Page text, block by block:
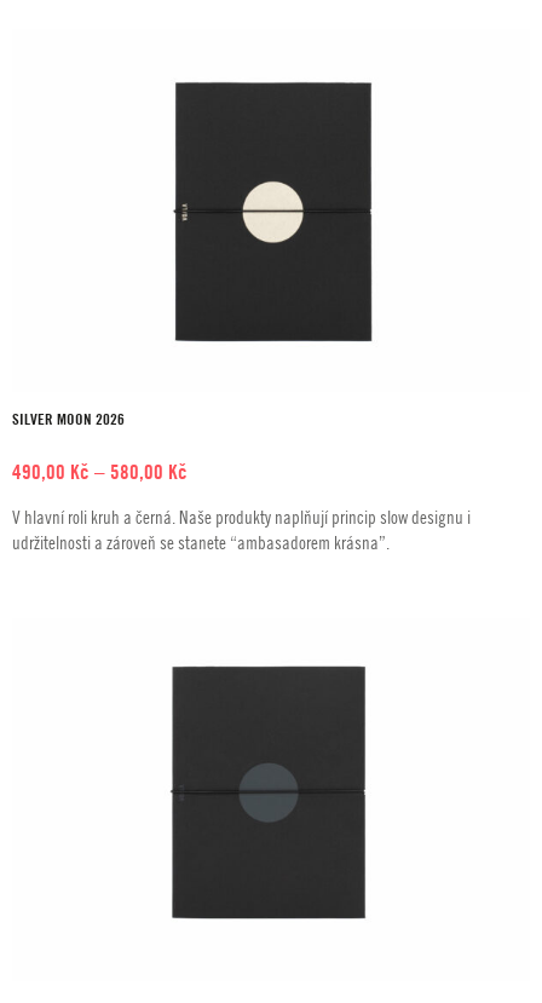
SILVER MOON 2026
490,00 Kč –580,00 Kč
490,00 Kč
až
V hlavní roli kruh a černá. Naše produkty naplňují princip slow designu i
udržitelnosti a zároveň se stanete “ambasadorem krásna”.